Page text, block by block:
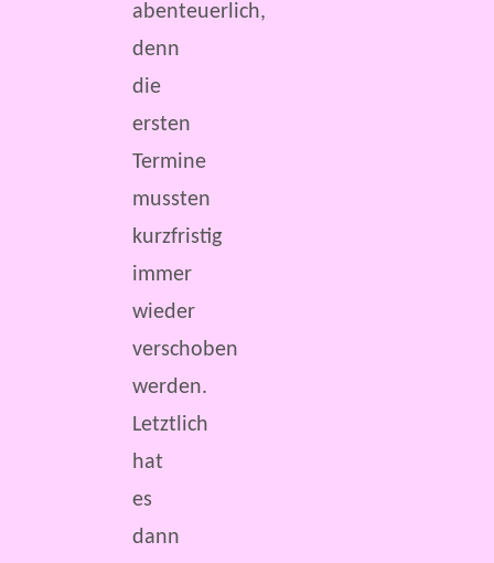
abenteuerlich,
denn
die
ersten
Termine
mussten
kurzfristig
immer
wieder
verschoben
werden.
Letztlich
hat
es
dann